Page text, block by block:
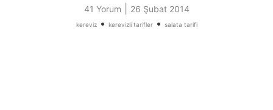
41 Yorum 26 Şubat 2014
kereviz• kerevizli tarifler• salata tarifi